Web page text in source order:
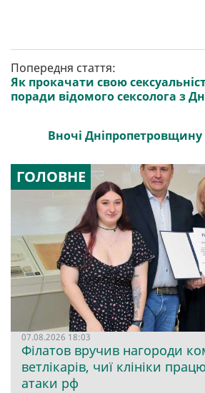
Попередня стаття:
Як прокачати свою
поради відомого сексолога з
Вночі Дніпропетровщину
ГОЛОВНЕ
07.08.2026 18:03
Філатов вручив нагороди
ветлікарів, чиї клініки
атаки рф